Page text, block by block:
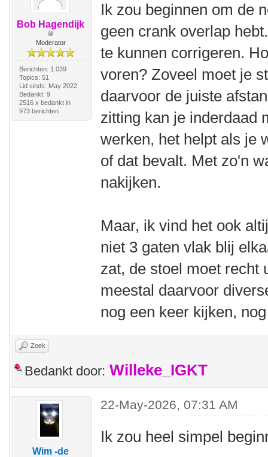
Bob Hagendijk
Moderator
Berichten: 1.039
Topics: 51
Lid sinds: May 2022
Bedankt: 9
2516 x bedankt in
973 berichten
Ik zou beginnen om de
geen crank overlap
te kunnen corrigeren.
voren? Zoveel moet je
daarvoor de juiste
zitting kan je inderdaad
werken, het helpt als je
of dat bevalt. Met zo'n
nakijken.
Maar, ik vind het ook
niet 3 gaten vlak blij
zat, de stoel moet recht
meestal daarvoor
nog een keer kijken,
Zoek
Bedankt door: Willeke_IGKT
Wim -de
22-May-2026, 07:31 AM
Ik zou heel simpel